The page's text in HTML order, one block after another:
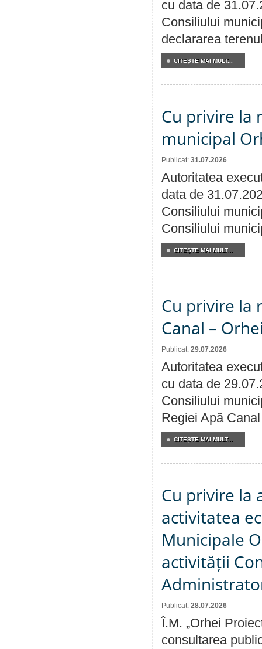
cu data de
Consiliului
declararea
CITEŞTE MAI MULT...
Cu privire la
municipal
Publicat: 31.07.2026
Autoritatea
data de
Consiliului
Consiliului
CITEŞTE MAI MULT...
Cu privire la
Canal –
Publicat: 29.07.2026
Autoritatea
cu data de
Consiliului
Regiei Apă
CITEŞTE MAI MULT...
Cu privire la
activitatea
Municipale
activității
Publicat: 28.07.2026
Î.M. „Orhei
consultarea